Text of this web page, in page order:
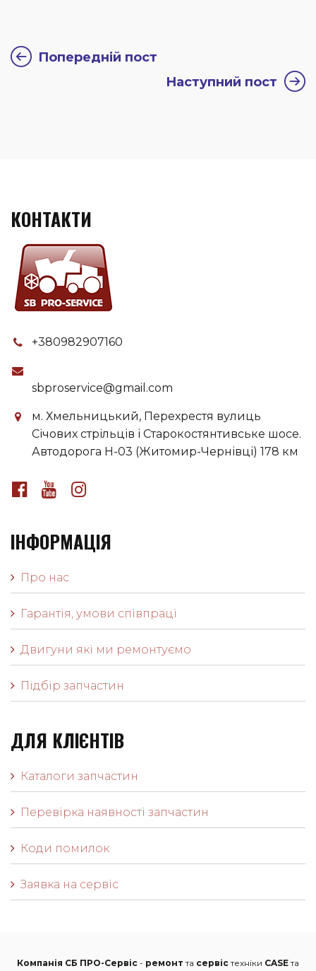
Попередній пост
Наступний пост
КОНТАКТИ
+380982907160
sbproservice@gmail.com
м. Хмельницький, Перехрестя вулиць
Січових стрільців і Старокостянтивське шосе.
Автодорога H-03 (Житомир-Чернівці) 178 км
ІНФОРМАЦІЯ
Про нас
Гарантія, умови співпраці
Двигуни які ми ремонтуємо
Підбір запчастин
ДЛЯ КЛІЄНТІВ
Каталоги запчастин
Перевірка наявності запчастин
Коди помилок
Заявка на сервіс
Компанія СБ ПРО-Сервіс - ремонт та сервістехніки CASEта